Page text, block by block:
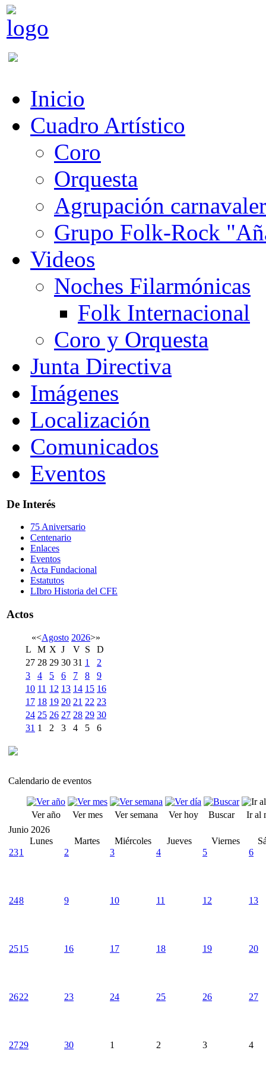
Inicio
Cuadro Artístico
Coro
Orquesta
Agrupación
Grupo Folk-Rock
Videos
Noches Filarmónicas
Folk Internacional
Coro y Orquesta
Junta Directiva
Imágenes
Localización
Comunicados
Eventos
De Interés
75 Aniversario
Centenario
Enlaces
Eventos
Acta Fundacional
Estatutos
LIbro Historia del CFE
Actos
«<Agosto 2026>»
L
M X J V S
D
27 28 29 30 31 1
2
3
4 5 6 7 8
9
10 11 12 13 14 15 16
17 18 19 20 21 22 23
24 25 26 27 28 29 30
31 1 2 3 4 5 6
Calendario de eventos
Ver año Ver mes Ver semana Ver hoy Buscar
Ir al
Junio 2026
Lunes
Martes Miércoles Jueves Viernes
231 2 3 4 5 6
248 9 10 11 12 13
2515 16 17 18 19 20
2622 23 24 25 26 27
2729 30 1 2 3 4